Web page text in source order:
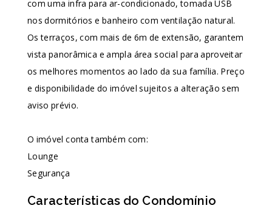
com uma infra para ar-condicionado, tomada USB
nos dormitórios e banheiro com ventilação natural.
Os terraços, com mais de 6m de extensão, garantem
vista panorâmica e ampla área social para aproveitar
os melhores momentos ao lado da sua família. Preço
e disponibilidade do imóvel sujeitos a alteração sem
aviso prévio.
O imóvel conta também com:
Lounge
Segurança
Características do Condomínio